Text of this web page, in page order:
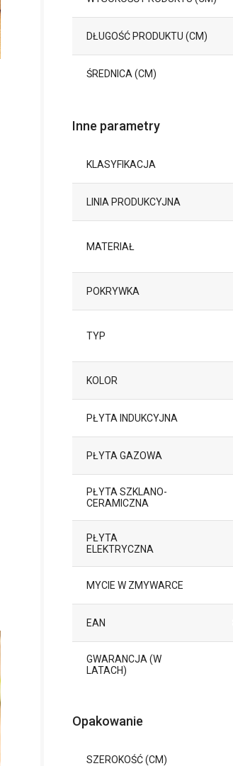
DŁUGOŚĆ PRODUKTU (CM)
ŚREDNICA (CM)
Inne parametry
KLASYFIKACJA
LINIA PRODUKCYJNA
MATERIAŁ
POKRYWKA
TYP
KOLOR
PŁYTA INDUKCYJNA
PŁYTA GAZOWA
PŁYTA SZKLANO-
CERAMICZNA
PŁYTA
ELEKTRYCZNA
MYCIE W ZMYWARCE
EAN
GWARANCJA (W
LATACH)
Opakowanie
SZEROKOŚĆ (CM)